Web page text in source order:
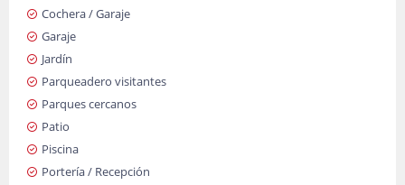
Cochera / Garaje
Garaje
Jardín
Parqueadero visitantes
Parques cercanos
Patio
Piscina
Portería / Recepción